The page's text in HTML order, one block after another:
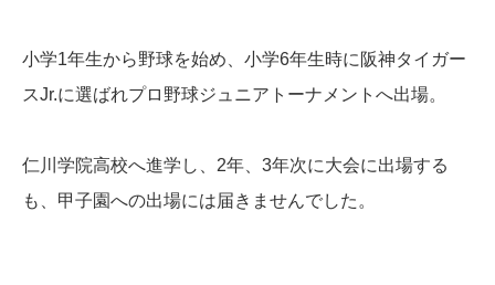
小学1年生から野球を始め、小学6年生時に阪神タイガー
スJr.に選ばれプロ野球ジュニアトーナメントへ出場。
仁川学院高校へ進学し、2年、3年次に大会に出場する
も、甲子園への出場には届きませんでした。